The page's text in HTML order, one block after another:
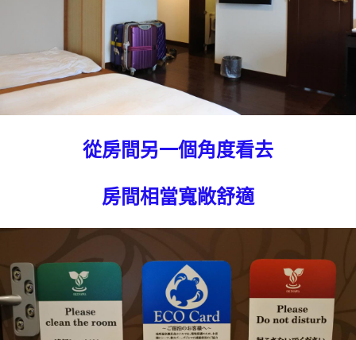
從房間另一個角度看去
房間相當寬敞舒適